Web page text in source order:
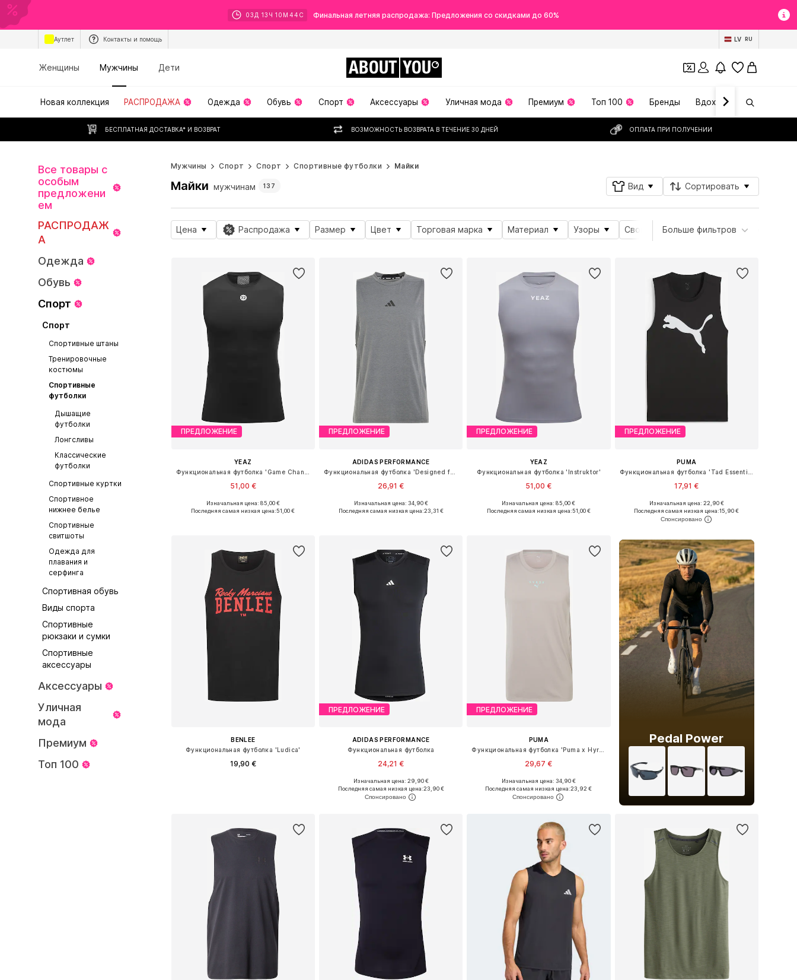
03 Д 13 Ч 10 М 43 С Финальная летняя распродажа: Предложения со скидками до 60%
Аутлет Контакты и помощь LV RU
Женщины Мужчины Дети ABOUT YOU
Новая коллекция РАСПРОДАЖА Одежда Обувь Спорт Аксессуары Уличная мода Премиум Топ 100 Бренды Вдохновение
БЕСПЛАТНАЯ ДОСТАВКА* И ВОЗВРАТ ВОЗМОЖНОСТЬ ВОЗВРАТА В ТЕЧЕНИЕ 30 ДНЕЙ ОПЛАТА ПРИ ПОЛУЧЕНИИ
Все товары с
особым
предложени
ем
РАСПРОДАЖ
А
Одежда
Обувь
Спорт
Спорт
Спортивные штаны
Тренировочные
костюмы
Спортивные
футболки
Дышащие
футболки
Лонгсливы
Классические
футболки
Спортивные куртки
Спортивное
нижнее белье
Спортивные
свитшоты
Одежда для
плавания и
серфинга
Спортивная обувь
Виды спорта
Спортивные
рюкзаки и сумки
Спортивные
аксессуары
Аксессуары
Уличная
мода
Премиум
Топ 100
Мужчины Спорт Спорт Спортивные футболки Майки
Майки мужчинам 137 Вид Сортировать
Цена Распродажа Размер Цвет Торговая марка Материал Узоры Свойства продукта Вид спорта
Больше фильтров
ПРЕДЛОЖЕНИЕ
YEAZ
51,00 €
Доступные размеры: S, M, L, XL, XXL, XXXL
Изначальная цена: 85,00 €
Последняя самая низкая цена:51,00 €
ПРЕДЛОЖЕНИЕ
ADIDAS PERFORMANCE
26,91 €
Изначальная цена: 34,90 €
Последняя самая низкая цена:23,31 €
ПРЕДЛОЖЕНИЕ
YEAZ
Функциональная футболка 'Instruktor'
51,00 €
Доступные размеры: S, M, L
Изначальная цена: 85,00 €
Последняя самая низкая цена:51,00 €
ПРЕДЛОЖЕНИЕ
PUMA
17,91 €
Доступные размеры: S, M, L, XXL
Добавить в корзину
Изначальная цена: 22,90 €
Последняя самая низкая цена:15,90 €
BENLEE
Функциональная футболка 'Ludica'
19,90 €
ПРЕДЛОЖЕНИЕ
ADIDAS PERFORMANCE
Функциональная футболка
24,21 €
Добавить в корзину
Изначальная цена: 29,90 €
Последняя самая низкая цена:23,90 €
ПРЕДЛОЖЕНИЕ
PUMA
29,67 €
Доступные размеры: S, M, L, XL, XXL
Добавить в корзину
Изначальная цена: 34,90 €
Последняя самая низкая цена:23,92 €
Pedal Power